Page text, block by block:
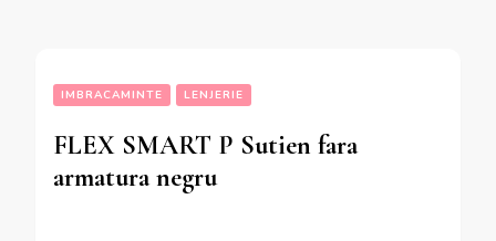
IMBRACAMINTE LENJERIE
FLEX SMART P Sutien fara
armatura negru